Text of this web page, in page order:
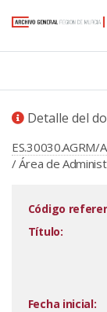
Detalle del
ES.30030.AGRM/
/ Área de
Código
Título:
Fecha inicial: